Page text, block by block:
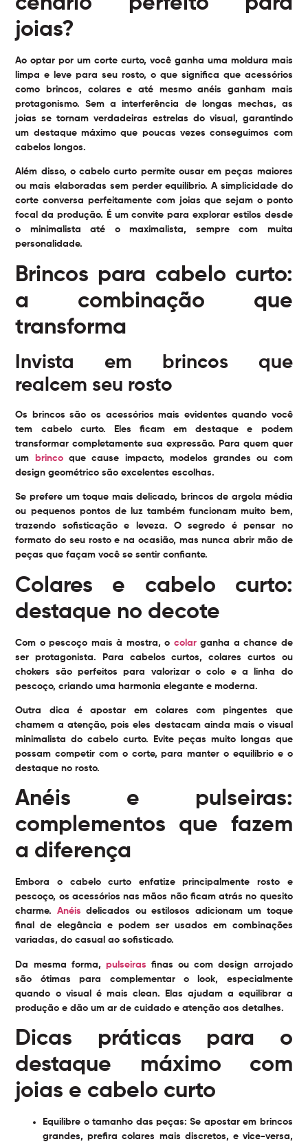
joias?
Ao optar por um corte curto, você ganha uma moldura mais
limpa e leve para seu rosto, o que significa que acessórios
como brincos, colares e até mesmo anéis ganham mais
protagonismo. Sem a interferência de longas mechas, as
joias se tornam verdadeiras estrelas do visual, garantindo
um destaque máximo que poucas vezes conseguimos com
cabelos longos.
Além disso, o cabelo curto permite ousar em peças maiores
ou mais elaboradas sem perder equilíbrio. A simplicidade do
corte conversa perfeitamente com joias que sejam o ponto
focal da produção. É um convite para explorar estilos desde
o minimalista até o maximalista, sempre com muita
personalidade.
Brincos para cabelo curto:
a combinação que
transforma
Invista em brincos que
realcem seu rosto
Os brincos são os acessórios mais evidentes quando você
tem cabelo curto. Eles ficam em destaque e podem
transformar completamente sua expressão. Para quem quer
um
brincoque cause impacto, modelos grandes ou com
design geométrico são excelentes escolhas.
Se prefere um toque mais delicado, brincos de argola média
ou pequenos pontos de luz também funcionam muito bem,
trazendo sofisticação e leveza. O segredo é pensar no
formato do seu rosto e na ocasião, mas nunca abrir mão de
peças que façam você se sentir confiante.
Colares e cabelo curto:
destaque no decote
Com o pescoço mais à mostra, o colarganha a chance de
ser protagonista. Para cabelos curtos, colares curtos ou
chokers são perfeitos para valorizar o colo e a linha do
pescoço, criando uma harmonia elegante e moderna.
Outra dica é apostar em colares com pingentes que
chamem a atenção, pois eles destacam ainda mais o visual
minimalista do cabelo curto. Evite peças muito longas que
possam competir com o corte, para manter o equilíbrio e o
destaque no rosto.
Anéis e pulseiras:
complementos que fazem
a diferença
Embora o cabelo curto enfatize principalmente rosto e
pescoço, os acessórios nas mãos não ficam atrás no quesito
charme. Anéis delicados ou estilosos adicionam um toque
final de elegância e podem ser usados em combinações
variadas, do casual ao sofisticado.
Da mesma forma, pulseiras finas ou com design arrojado
são ótimas para complementar o look, especialmente
quando o visual é mais clean. Elas ajudam a equilibrar a
produção e dão um ar de cuidado e atenção aos detalhes.
Dicas práticas para o
destaque máximo com
joias e cabelo curto
Equilibre o tamanho das peças: Se apostar em brincos
grandes, prefira colares mais discretos, e vice-versa,